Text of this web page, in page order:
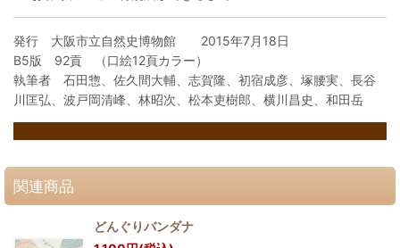
発行 大阪市立自然史博物館 2015年7月18日
B5版 92貢 （口絵12頁カラー）
執筆者 石田惣、佐久間大輔、志賀隆、初宿成彦、塚腰実、長谷
川匡弘、波戸岡清峰、林昭次、松本吏樹郎、横川昌史、和田岳
関連商品
どんぐりバンダナ